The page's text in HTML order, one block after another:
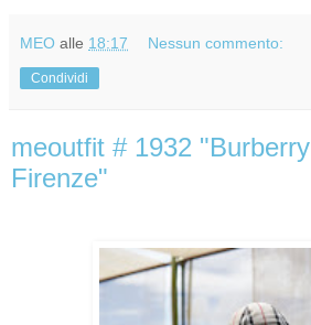
MEO alle 18:17 Nessun commento:
Condividi
meoutfit # 1932
Firenze"